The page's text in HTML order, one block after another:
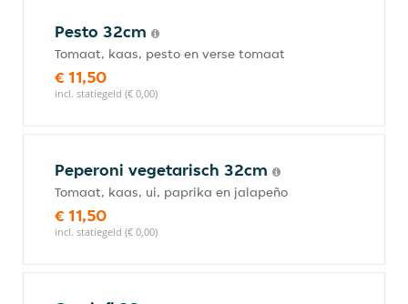
Pesto 32cm
Tomaat, kaas, pesto en verse tomaat
€ 11,50
incl. statiegeld (€ 0,00)
Peperoni vegetarisch 32cm
Tomaat, kaas, ui, paprika en jalapeño
€ 11,50
incl. statiegeld (€ 0,00)